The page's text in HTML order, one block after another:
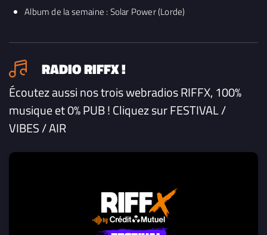
Album de la semaine : Solar Power (Lorde)
RADIO RIFFX !
Écoutez aussi nos trois webradios RIFFX, 100%
musique et 0% PUB ! Cliquez sur FESTIVAL /
VIBES / AIR